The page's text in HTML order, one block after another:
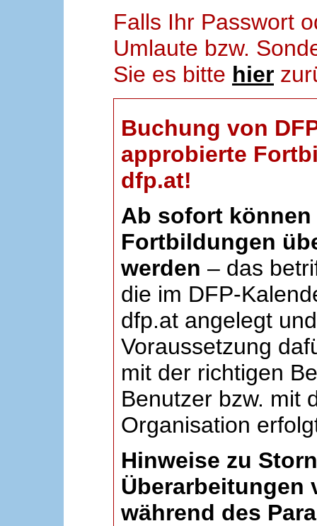
Falls Ihr Passwort
Umlaute bzw.
Sie es bitte hier
Buchung von
approbierte
dfp.at!
Ab sofort können
Fortbildungen
werden – das
die im DFP-
dfp.at angelegt
Voraussetzung
mit der richtigen
Benutzer bzw. mit
Organisation
Hinweise zu
Überarbeitungen
während des